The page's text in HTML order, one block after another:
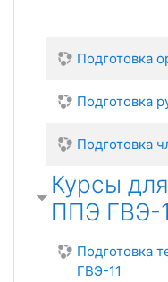
Подготовка
Подготовка
Подготовка
Курсы
ППЭ ГВЭ-
Подготовка
ГВЭ-11